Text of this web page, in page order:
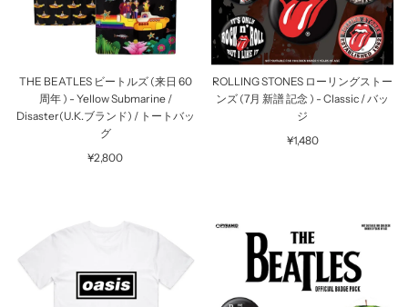
THE BEATLES ビートルズ (来日 60
周年 ) - Yellow Submarine /
Disaster(U.K.ブランド) / トートバッ
グ
¥2,800
ROLLING STONES ローリングストー
ンズ (7月 新譜 記念 ) - Classic / バッ
ジ
¥1,480